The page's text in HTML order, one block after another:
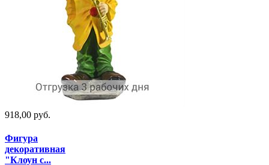
918,00 руб.
Фигура
декоративная
"Клоун с...